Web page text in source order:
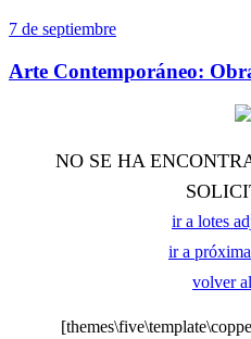
7 de septiembre
Arte Contemporáneo:
NO SE HA
ir a lotes
ir a
volver